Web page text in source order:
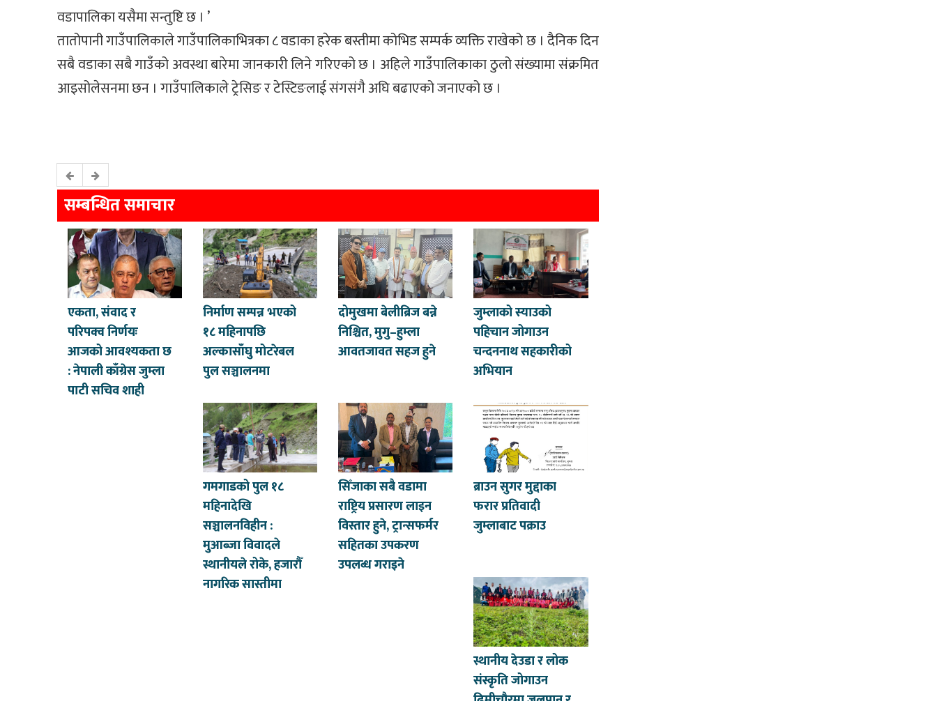
वडापालिका यसैमा सन्तुष्टि छ । ’
तातोपानी गाउँपालिकाले गाउँपालिकाभित्रका ८ वडाका हरेक बस्तीमा कोभिड सम्पर्क व्यक्ति राखेको छ । दैनिक दिन
सबै वडाका सबै गाउँको अवस्था बारेमा जानकारी लिने गरिएको छ । अहिले गाउँपालिकाका ठुलो संख्यामा संक्रमित
आइसोलेसनमा छन । गाउँपालिकाले ट्रेसिङ र टेस्टिङलाई संगसंगै अघि बढाएको जनाएको छ ।
सम्बन्धित समाचार
एकता, संवाद र
परिपक्व निर्णयः
आजको आवश्यकता छ
: नेपाली काँग्रेस जुम्ला
पाटी सचिव शाही
निर्माण सम्पन्न भएको
१८ महिनापछि
अल्कासाँघु मोटरेबल
पुल सञ्चालनमा
दोमुखमा बेलीब्रिज बन्ने
निश्चित, मुगु–हुम्ला
आवतजावत सहज हुने
जुम्लाको स्याउको
पहिचान जोगाउन
चन्दननाथ सहकारीको
अभियान
गमगाडको पुल १८
महिनादेखि
सञ्चालनविहीन :
मुआब्जा विवादले
स्थानीयले रोके, हजारौँ
नागरिक सास्तीमा
सिँजाका सबै वडामा
राष्ट्रिय प्रसारण लाइन
विस्तार हुने, ट्रान्सफर्मर
सहितका उपकरण
उपलब्ध गराइने
ब्राउन सुगर मुद्दाका
फरार प्रतिवादी
जुम्लाबाट पक्राउ
स्थानीय देउडा र लोक
संस्कृति जोगाउन